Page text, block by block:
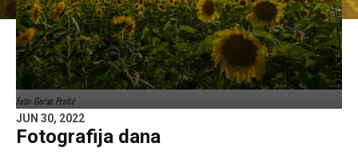
Foto: Goran Protić
JUN 30, 2022
Fotografija dana